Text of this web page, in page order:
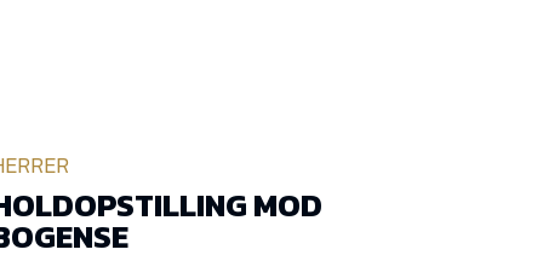
MOD